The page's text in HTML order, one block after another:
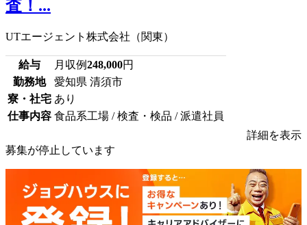
査！...
UTエージェント株式会社（関東）
給与 月収例248,000円
勤務地
愛知県 清須市
寮・社宅 あり
仕事内容 食品系工場 / 検査・検品 / 派遣社員
詳細を表示
募集が停止しています